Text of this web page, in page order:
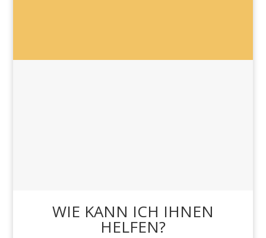
WIE KANN ICH IHNEN
HELFEN?